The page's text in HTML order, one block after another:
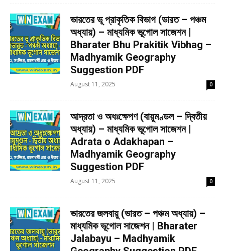
ভারতের ভূ প্রাকৃতিক বিভাগ (ভারত – পঞ্চম
অধ্যায়) – মাধ্যমিক ভূগোল সাজেশন |
Bharater Bhu Prakitik Vibhag –
Madhyamik Geography
Suggestion PDF
August 11, 2025 0
আদ্রতা ও অধঃক্ষেপণ (বায়ুমণ্ডল – দ্বিতীয়
অধ্যায়) – মাধ্যমিক ভূগোল সাজেশন |
Adrata o Adakhapan –
Madhyamik Geography
Suggestion PDF
August 11, 2025 0
ভারতের জলবায়ু (ভারত – পঞ্চম অধ্যায়) –
মাধ্যমিক ভূগোল সাজেশন | Bharater
Jalabayu – Madhyamik